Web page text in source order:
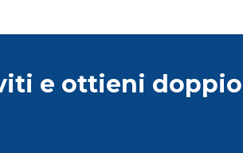
e ottieni